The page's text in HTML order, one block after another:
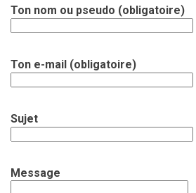
Ton nom ou pseudo (obligatoire)
Ton e-mail (obligatoire)
Sujet
Message